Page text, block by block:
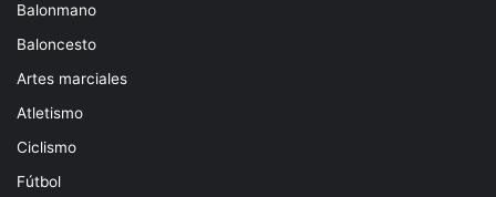
Balonmano
Baloncesto
Artes marciales
Atletismo
Ciclismo
Fútbol